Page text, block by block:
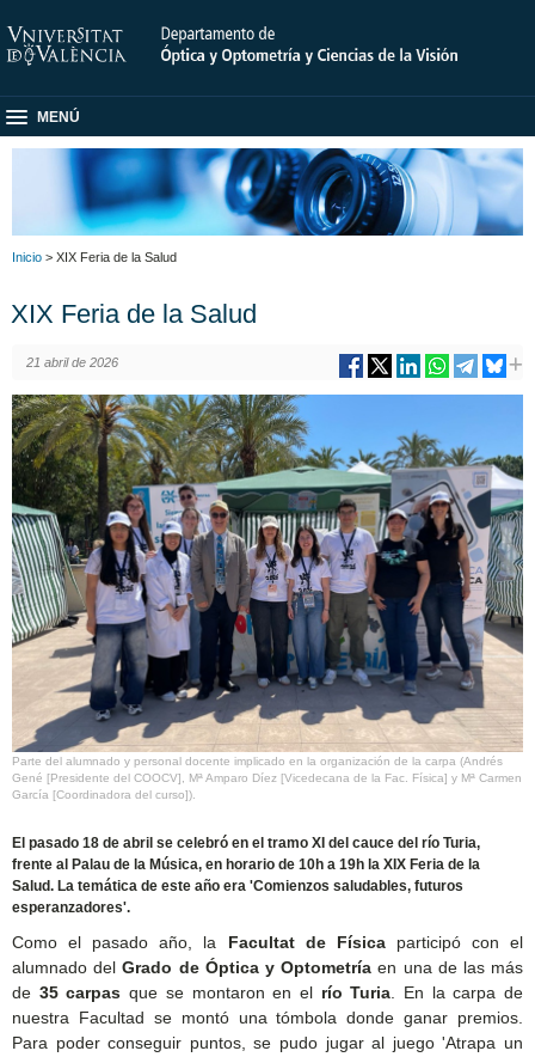
MENÚ
Inicio > XIX Feria de la Salud
XIX Feria de la Salud
21 abril de 2026
Parte del alumnado y personal docente implicado en la organización de la carpa (Andrés
Gené [Presidente del COOCV], Mª Amparo Díez [Vicedecana de la Fac. Física] y Mª Carmen
García [Coordinadora del curso]).
El pasado 18 de abril se celebró en el tramo XI del cauce del río Turia,
frente al Palau de la Música, en horario de 10h a 19h la XIX Feria de la
Salud. La temática de este año era 'Comienzos saludables, futuros
esperanzadores'.
Como el pasado año, la Facultat de Físicaparticipó con el
alumnado delGrado de Óptica y Optometría en una de las más
de 35 carpas que se montaron en el río Turia . En la carpa de
nuestra Facultad se montó una tómbola donde ganar premios.
Para poder conseguir puntos, se pudo jugar al juego 'Atrapa un